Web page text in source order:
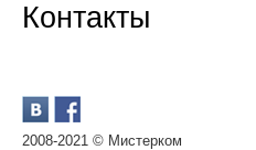
Контакты
2008-2021 © Мистерком